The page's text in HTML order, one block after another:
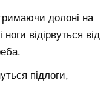
долоні на
відірвуться від
підлоги,